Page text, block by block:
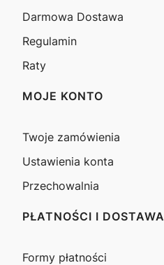
Darmowa Dostawa
Regulamin
Raty
MOJE KONTO
Twoje zamówienia
Ustawienia konta
Przechowalnia
PŁATNOŚCI I DOSTAWA
Formy płatności